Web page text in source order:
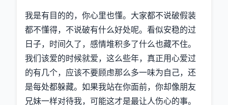
我是有目的的，你心里也懂。大家都不说破假装
都不懂得，不说破有什么好处呢。看似安稳的过
日子，时间久了，感情堆积多了什么也藏不住。
我们该爱的时候就爱，这么些年，真正用心爱过
的有几个，应该不要顾虑那么多一味为自己，还
是每处都躲藏。如果我站在你面前，你却像朋友
兄妹一样对待我，可能这才是最让人伤心的事。